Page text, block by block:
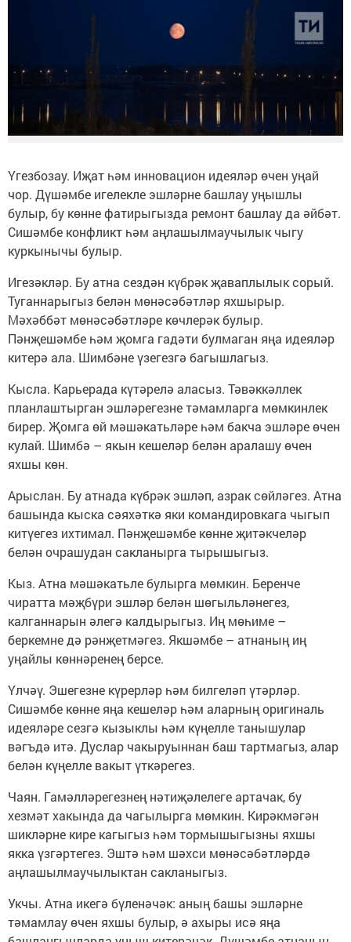
Үгезбозау. Иҗат һәм инновацион идеяләр өчен уңай
чор. Дүшәмбе игелекле эшләрне башлау уңышлы
булыр, бу көнне фатирыгызда ремонт башлау да әйбәт.
Сишәмбе конфликт һәм аңлашылмаучылык чыгу
куркынычы булыр.
Игезәкләр. Бу атна сездән күбрәк җаваплылык сорый.
Туганнарыгыз белән мөнәсәбәтләр яхшырыр.
Мәхәббәт мөнәсәбәтләре көчлерәк булыр.
Пәнҗешәмбе һәм җомга гадәти булмаган яңа идеяләр
китерә ала. Шимбәне үзегезгә багышлагыз.
Кысла. Карьерада күтәрелә аласыз. Тәвәккәллек
планлаштырган эшләрегезне тәмамларга мөмкинлек
бирер. Җомга өй мәшәкатьләре һәм бакча эшләре өчен
кулай. Шимбә – якын кешеләр белән аралашу өчен
яхшы көн.
Арыслан. Бу атнада күбрәк эшләп, азрак сөйләгез. Атна
башында кыска сәяхәткә яки командировкага чыгып
китүегез ихтимал. Пәнҗешәмбе көнне җитәкчеләр
белән очрашудан сакланырга тырышыгыз.
Кыз. Атна мәшәкатьле булырга мөмкин. Беренче
чиратта мәҗбүри эшләр белән шөгыльләнегез,
калганнарын әлегә калдырыгыз. Иң мөһиме –
беркемне дә рәнҗетмәгез. Якшәмбе – атнаның иң
уңайлы көннәренең берсе.
Үлчәү. Эшегезне күрерләр һәм билгеләп үтәрләр.
Сишәмбе көнне яңа кешеләр һәм аларның оригиналь
идеяләре сезгә кызыклы һәм күңелле танышулар
вәгъдә итә. Дуслар чакыруыннан баш тартмагыз, алар
белән күңелле вакыт үткәрегез.
Чаян. Гамәлләрегезнең нәтиҗәлелеге артачак, бу
хезмәт хакында да чагылырга мөмкин. Кирәкмәгән
шикләрне кире кагыгыз һәм тормышыгызны яхшы
якка үзгәртегез. Эштә һәм шәхси мөнәсәбәтләрдә
аңлашылмаучылыктан сакланыгыз.
Укчы. Атна икегә бүленәчәк: аның башы эшләрне
тәмамлау өчен яхшы булыр, ә ахыры исә яңа